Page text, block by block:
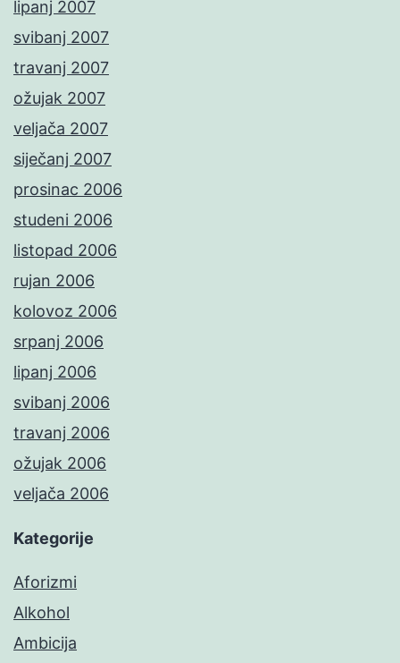
lipanj 2007
svibanj 2007
travanj 2007
ožujak 2007
veljača 2007
siječanj 2007
prosinac 2006
studeni 2006
listopad 2006
rujan 2006
kolovoz 2006
srpanj 2006
lipanj 2006
svibanj 2006
travanj 2006
ožujak 2006
veljača 2006
Kategorije
Aforizmi
Alkohol
Ambicija